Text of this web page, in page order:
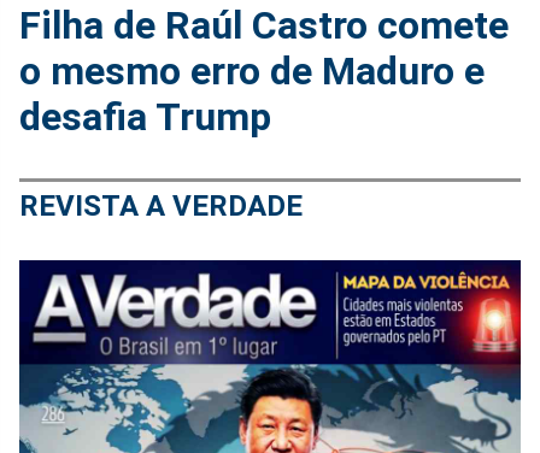
Filha de Raúl Castro comete
o mesmo erro de Maduro e
desafia Trump
REVISTA A VERDADE